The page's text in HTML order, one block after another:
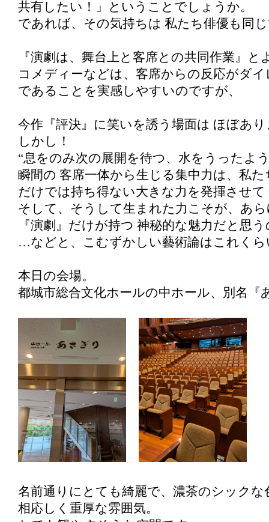
共有したい！」ということでしょうか。
であれば、その気持ちは 私たち俳優も同
『演劇は、舞台上と客席との共同作業』と
コメディーなどは、客席からの反応がダ
であることを実感しやすいのですが、
今作『評決』に笑いを誘う場面は ほぼあ
しかし！
“息をのみ次の展開を待つ、水をうったよ
瞬間の 客席一体から生じる集中力は、私
だけでは持ち得ない大きな力を発揮させ
そして、そうして生まれた力こそが、あ
『演劇』だけが持つ 神秘的な魅力だと思
…などと、こむずかしい藝術論はこれく
本日の会場。
都城市総合文化ホールの中ホール、別名『
名前通りにとても綺麗で、濃茶のシックな
相応しく重厚な雰囲気。